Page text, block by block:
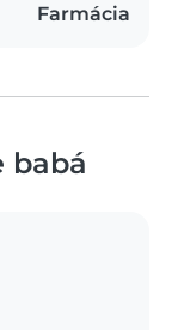
Farmácia
babá